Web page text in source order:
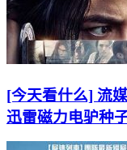
[今天看什么] 流
迅雷磁力电驴种